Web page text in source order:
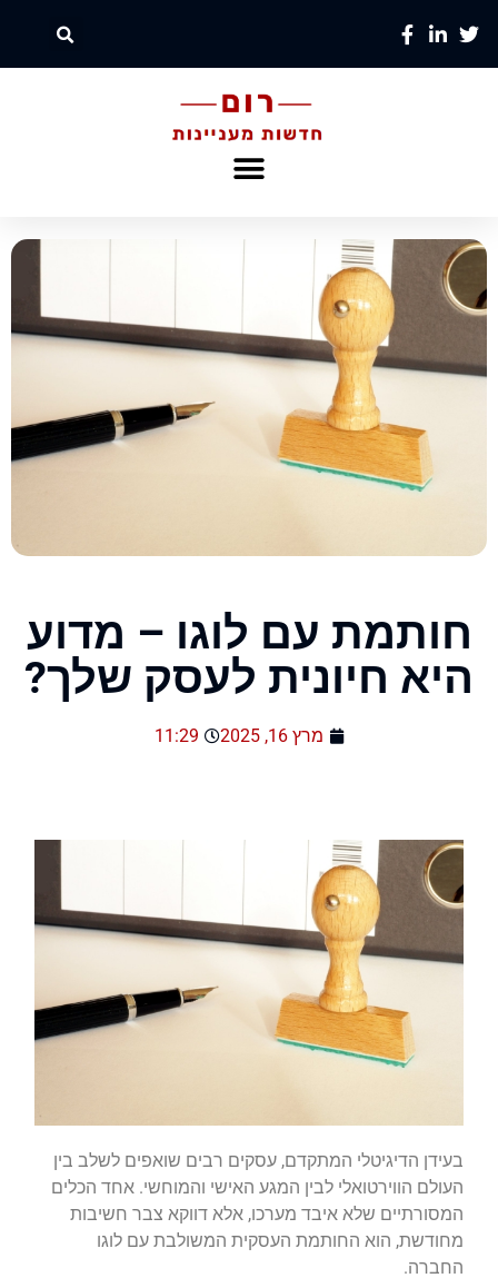
חותמת עם לוגו – מדוע
היא חיונית לעסק שלך?
מרץ 16, 2025 11:29
בעידן הדיגיטלי המתקדם, עסקים רבים שואפים לשלב בין
העולם הווירטואלי לבין המגע האישי והמוחשי. אחד הכלים
המסורתיים שלא איבד מערכו, אלא דווקא צבר חשיבות
מחודשת, הוא החותמת העסקית המשולבת עם לוגו
החברה.